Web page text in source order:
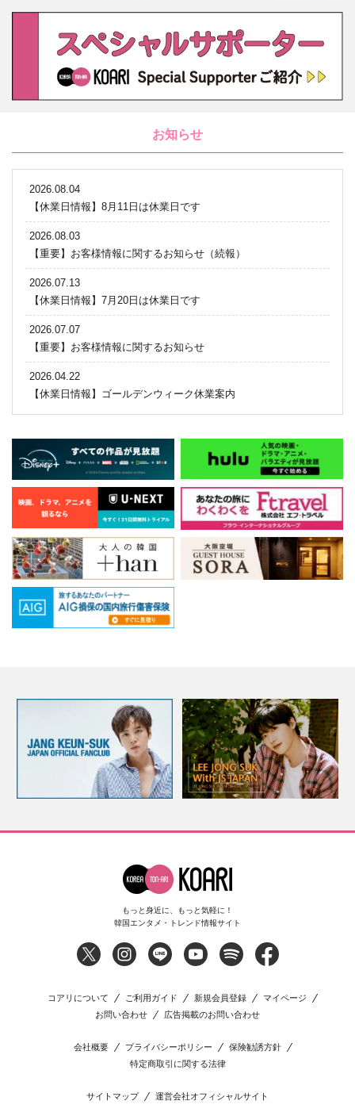
お知らせ
2026.08.04
【休業日情報】8月11日は休業日です
2026.08.03
【重要】お客様情報に関するお知らせ（続報）
2026.07.13
【休業日情報】7月20日は休業日です
2026.07.07
【重要】お客様情報に関するお知らせ
2026.04.22
【休業日情報】ゴールデンウィーク休業案内
もっと身近に、もっと気軽に！
韓国エンタメ・トレンド情報サイト
コアリについて ご利用ガイド 新規会員登録
マイページ
お問い合わせ
広告掲載のお問い合わせ
会社概要 プライバシーポリシー
保険勧誘方針
特定商取引に関する法律
サイトマップ 運営会社オフィシャルサイト